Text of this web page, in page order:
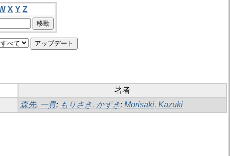
X Y Z
著者
森先, 一貴; もりさき, かずき; Morisaki, Kazuki